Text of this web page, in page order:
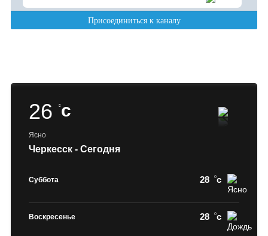
26 c
Ясно
Черкесск - Сегодня
Суббота 28 c
Воскресенье 28 c